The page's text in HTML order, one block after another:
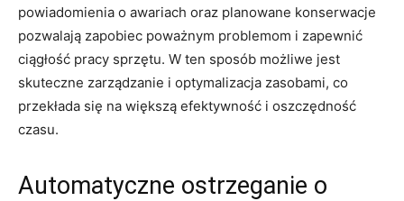
powiadomienia o awariach oraz planowane konserwacje‌
pozwalają zapobiec⁢ poważnym problemom i zapewnić
⁤ciągłość pracy sprzętu. W ten sposób‌ możliwe jest
skuteczne zarządzanie i ‍optymalizacja ⁣zasobami, co
przekłada ‌się na‌ większą efektywność i⁢ oszczędność
czasu.
Automatyczne​ ostrzeganie o